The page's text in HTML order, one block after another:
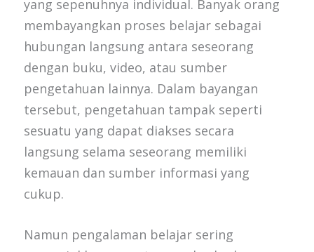
yang sepenuhnya individual. Banyak orang
membayangkan proses belajar sebagai
hubungan langsung antara seseorang
dengan buku, video, atau sumber
pengetahuan lainnya. Dalam bayangan
tersebut, pengetahuan tampak seperti
sesuatu yang dapat diakses secara
langsung selama seseorang memiliki
kemauan dan sumber informasi yang
cukup.
Namun pengalaman belajar sering